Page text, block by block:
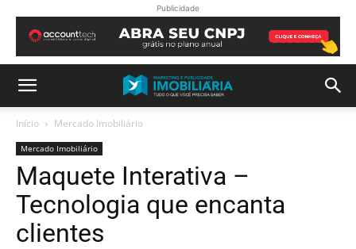
Publicidade
Início Mercado Imobiliário
Mercado Imobiliário
Maquete Interativa –
Tecnologia que encanta
clientes